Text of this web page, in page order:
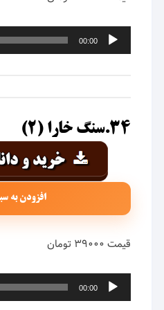
پخش‌کننده
صوت
00:00
۳۴.سنگ خارا (۲)
افزودن به
قیمت ۳۹۰۰۰ تومان
پخش‌کننده
صوت
00:00